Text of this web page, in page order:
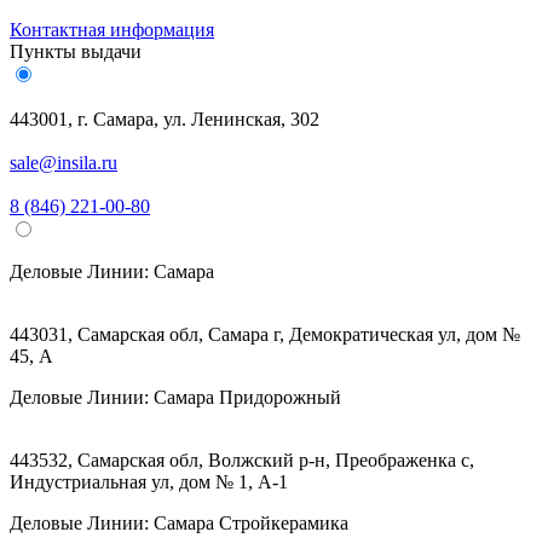
Контактная информация
Пункты выдачи
443001, г. Самара, ул. Ленинская, 302
sale@insila.ru
8 (846) 221-00-80
Деловые Линии: Самара
443031, Самарская обл, Самара г, Демократическая ул, дом №
45, А
Деловые Линии: Самара Придорожный
443532, Самарская обл, Волжский р-н, Преображенка с,
Индустриальная ул, дом № 1, А-1
Деловые Линии: Самара Стройкерамика